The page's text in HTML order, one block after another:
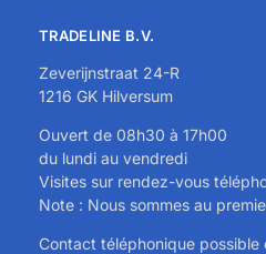
TRADELINE B.V.
Zeverijnstraat 24-R
1216 GK Hilversum
Ouvert de 08h30 à 17h00
du lundi au vendredi
Visites sur rendez-vous
Note : Nous sommes au
Contact téléphonique possible